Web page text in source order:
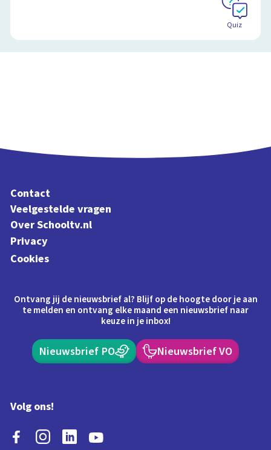
Quiz
Contact
Veelgestelde vragen
Over Schooltv.nl
Privacy
Cookies
Ontvang jij de nieuwsbrief al? Blijf op de hoogte door je aan
te melden en ontvang elke maand een nieuwsbrief naar
keuze in je inbox!
Nieuwsbrief PO Nieuwsbrief VO
Volg ons!